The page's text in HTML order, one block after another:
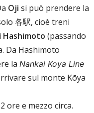
Oji si può prendere la
各駅, cioè treni
Hashimoto (passando
Da Hashimoto
la Nankai Koya Line
sul monte Kōya
2 ore e mezzo circa.